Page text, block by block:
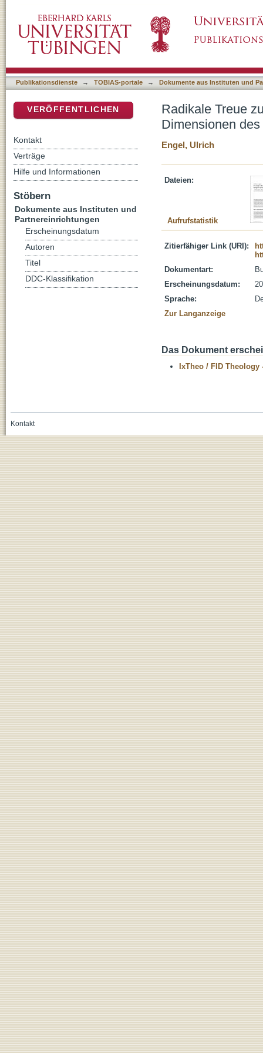
Martyriumbegriffs
Publikationsdienste → TOBIAS-portale → Dokumente aus Instituten und
Radikale Treue
Dimensionen
Engel, Ulrich
Dateien:
Aufrufstatistik
Zitierfähiger Link (URI):
Dokumentart:
Erscheinungsdatum:
Sprache:
Zur Langanzeige
Das Dokument
IxTheo / FID Theology
VERÖFFENTLICHEN
Kontakt
Verträge
Hilfe und Informationen
Stöbern
Dokumente aus Instituten und
Partnereinrichtungen
Erscheinungsdatum
Autoren
Titel
DDC-Klassifikation
Kontakt